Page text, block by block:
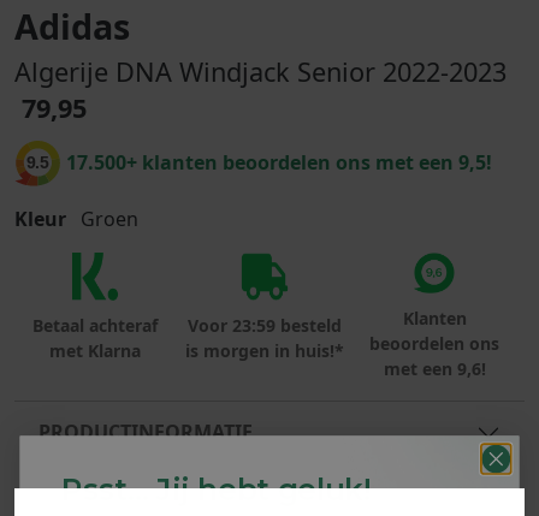
Adidas
Algerije DNA Windjack Senior 2022-2023
79,95
9.5 17.500+ klanten beoordelen ons met een 9,5!
Kleur Groen
Betaal achteraf
met Klarna
Voor 23:59 besteld
is morgen in huis!*
Klanten
beoordelen ons
met een 9,6!
PRODUCTINFORMATIE
MATERIAAL & WASVOORSCHRIFT
Psst... Jij hebt geluk!